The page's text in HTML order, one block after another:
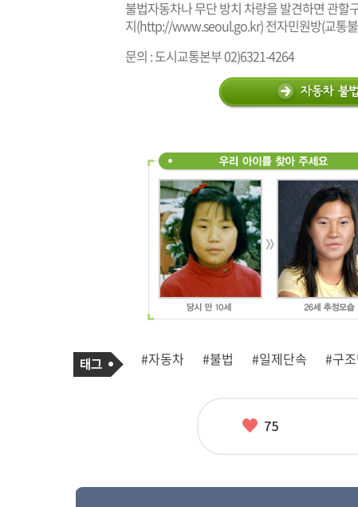
불법자동차나 무단 방치 차량을 발견하면 관
지(http://www.seoul.go.kr) 전자민원방(교통
문의 : 도시교통본부 02)6321-4264
사
태
그
#자동차 #불법 #일제단속 #구
좋
75